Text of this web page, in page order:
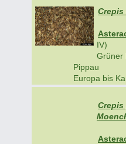
Crepis
IV)
Grüner
Pippau
Europa bis
Crepis